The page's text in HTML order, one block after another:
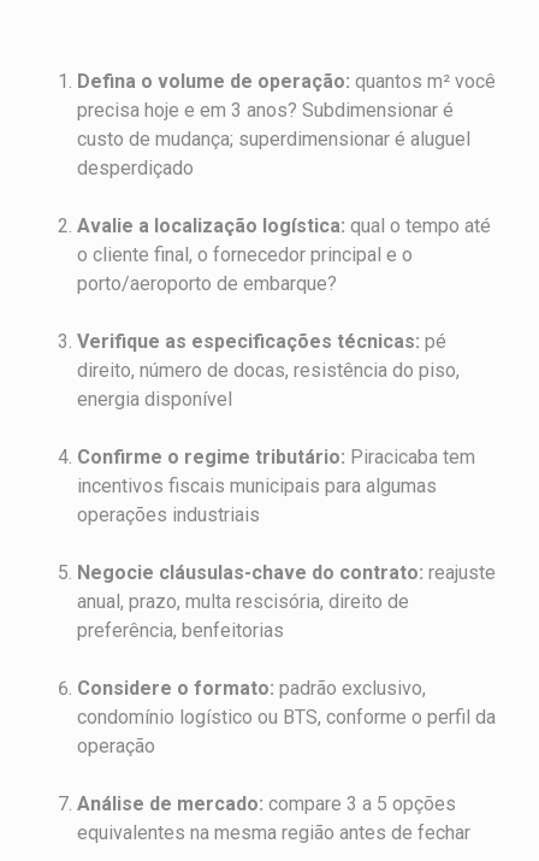
Defina o volume de operação: quantos m² você
precisa hoje e em 3 anos? Subdimensionar é
custo de mudança; superdimensionar é aluguel
desperdiçado
Avalie a localização logística: qual o tempo até
o cliente final, o fornecedor principal e o
porto/aeroporto de embarque?
Verifique as especificações técnicas: pé
direito, número de docas, resistência do piso,
energia disponível
Confirme o regime tributário: Piracicaba tem
incentivos fiscais municipais para algumas
operações industriais
Negocie cláusulas-chave do contrato: reajuste
anual, prazo, multa rescisória, direito de
preferência, benfeitorias
Considere o formato: padrão exclusivo,
condomínio logístico ou BTS, conforme o perfil da
operação
Análise de mercado: compare 3 a 5 opções
equivalentes na mesma região antes de fechar